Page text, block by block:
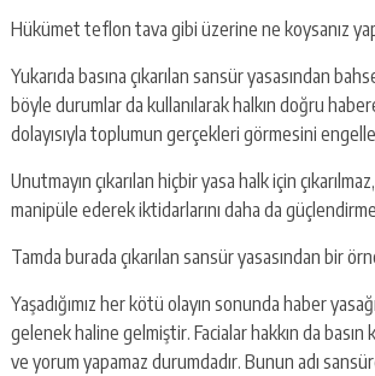
Hükümet teflon tava gibi üzerine ne koysanız
Yukarıda basına çıkarılan sansür yasasından
böyle durumlar da kullanılarak halkın doğru
dolayısıyla toplumun gerçekleri görmesini
Unutmayın çıkarılan hiçbir yasa halk için
manipüle ederek iktidarlarını daha da
Tamda burada çıkarılan sansür yasasından bir
Yaşadığımız her kötü olayın sonunda haber
gelenek haline gelmiştir. Facialar hakkın da basın
ve yorum yapamaz durumdadır. Bunun adı